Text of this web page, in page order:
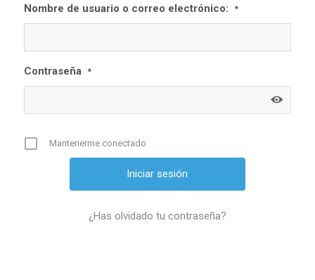
Nombre de usuario o correo electrónico: *
Contraseña *
Mantenerme conectado
¿Has olvidado tu contraseña?